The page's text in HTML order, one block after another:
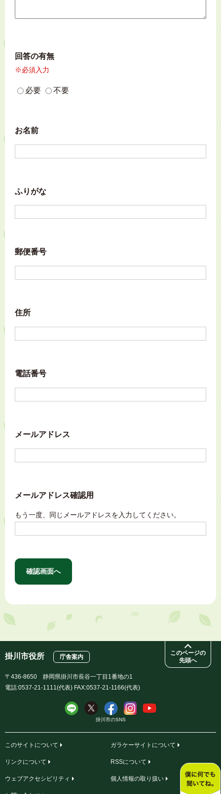
回答の有無
※必須入力
必要 不要
お名前
ふりがな
郵便番号
住所
電話番号
メールアドレス
メールアドレス確認用
もう一度、同じメールアドレスを入力してください。
このページの
先頭へ
掛川市役所 庁舎案内
〒436-8650 静岡県掛川市長谷一丁目1番地の1
電話:0537-21-1111(代表) FAX:0537-21-1166(代表)
掛川市のSNS
このサイトについて ガラケーサイトについて
リンクについて RSSについて
ウェブアクセシビリティ 個人情報の取り扱い